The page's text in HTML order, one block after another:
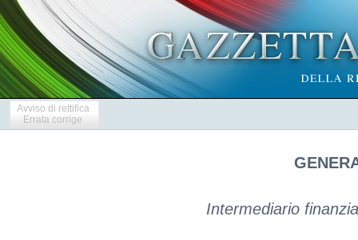
Avviso di rettifica
Errata corrige
Intermediario